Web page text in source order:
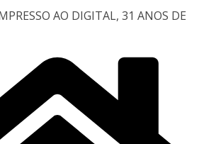
AO DIGITAL, 31 ANOS DE